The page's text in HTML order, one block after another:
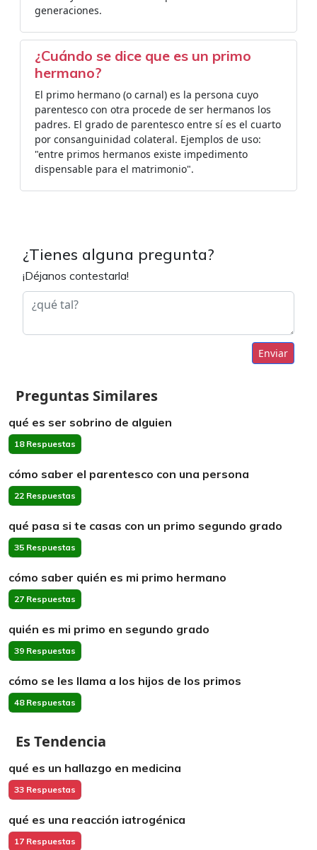
generaciones.
¿Cuándo se dice que es un primo
hermano?
El primo hermano (o carnal) es la persona cuyo
parentesco con otra procede de ser hermanos los
padres. El grado de parentesco entre sí es el cuarto
por consanguinidad colateral. Ejemplos de uso:
"entre primos hermanos existe impedimento
dispensable para el matrimonio".
¿Tienes alguna pregunta?
¡Déjanos contestarla!
Enviar
Preguntas Similares
qué es ser sobrino de alguien
18 Respuestas
cómo saber el parentesco con una persona
22 Respuestas
qué pasa si te casas con un primo segundo grado
35 Respuestas
cómo saber quién es mi primo hermano
27 Respuestas
quién es mi primo en segundo grado
39 Respuestas
cómo se les llama a los hijos de los primos
48 Respuestas
Es Tendencia
qué es un hallazgo en medicina
33 Respuestas
qué es una reacción iatrogénica
17 Respuestas